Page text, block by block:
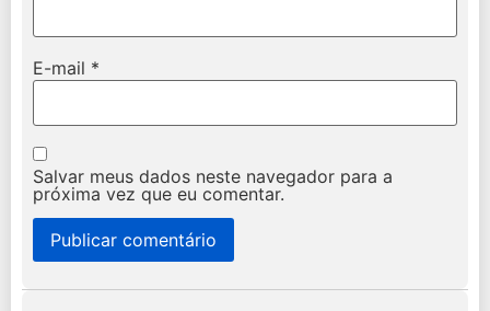
E-mail *
Salvar meus dados neste navegador para a
próxima vez que eu comentar.